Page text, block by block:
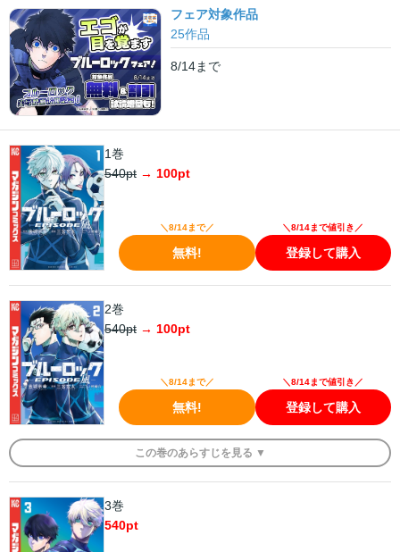
作者・金城宗幸が自ら贈る、天才・凪 誠士郎物語堂々開幕!!
フェア対象作品
25作品
8/14まで
1巻
540pt → 100pt
＼8/14まで／
無料!
＼8/14まで値引き／
登録して購入
2巻
540pt → 100pt
＼8/14まで／
無料!
＼8/14まで値引き／
登録して購入
この巻のあらすじを 見る ▼
3巻
540pt